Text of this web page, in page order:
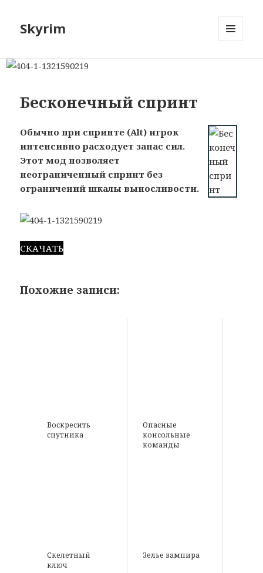
Skyrim
Бесконечный спринт
Обычно при спринте (Alt) игрок
интенсивно расходует запас сил.
Этот мод позволяет
неограниченный спринт без
ограничений шкалы выносливости.
СКАЧАТЬ
Похожие записи:
Воскресить
спутника
Опасные
консольные
команды
Скелетный
ключ
Зелье вампира